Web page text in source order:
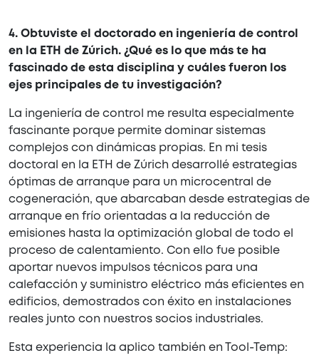
4. Obtuviste el doctorado en ingeniería de control
en la ETH de Zúrich. ¿Qué es lo que más te ha
fascinado de esta disciplina y cuáles fueron los
ejes principales de tu investigación?
La ingeniería de control me resulta especialmente
fascinante porque permite dominar sistemas
complejos con dinámicas propias. En mi tesis
doctoral en la ETH de Zúrich desarrollé estrategias
óptimas de arranque para un microcentral de
cogeneración, que abarcaban desde estrategias de
arranque en frío orientadas a la reducción de
emisiones hasta la optimización global de todo el
proceso de calentamiento. Con ello fue posible
aportar nuevos impulsos técnicos para una
calefacción y suministro eléctrico más eficientes en
edificios, demostrados con éxito en instalaciones
reales junto con nuestros socios industriales.
Esta experiencia la aplico también en Tool-Temp: